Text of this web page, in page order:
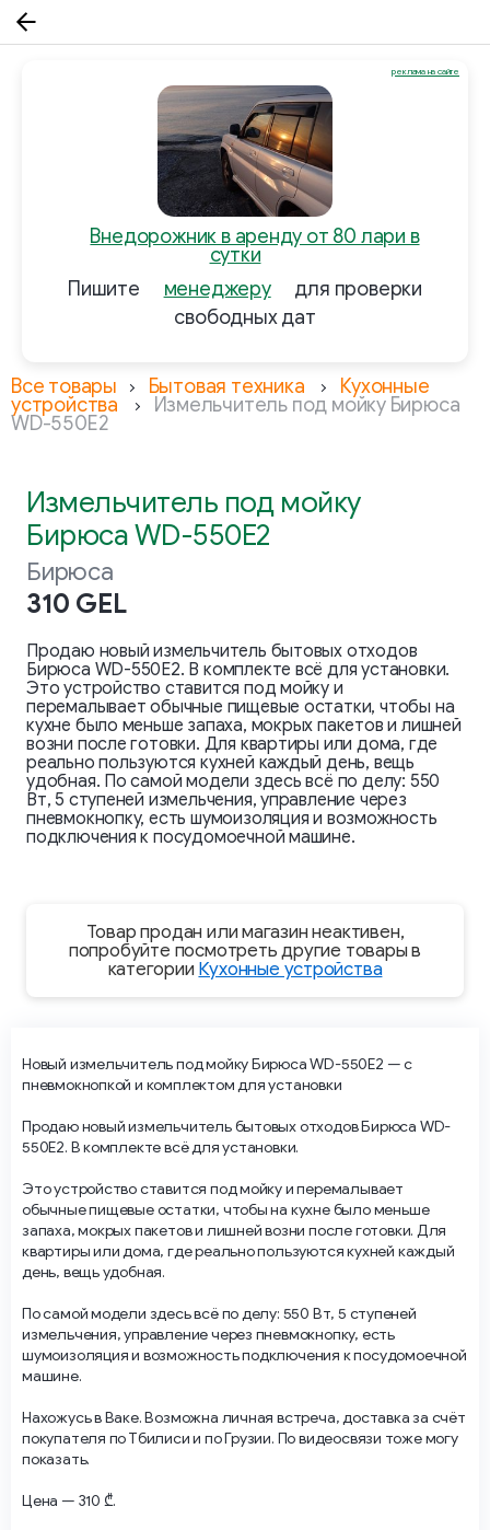
Внедорожник в аренду от 80 лари в
сутки
Пишите
менеджеру
для проверки
свободных дат
реклама на сайте
Все товары Бытовая техника Кухонные
устройства Измельчитель под мойку Бирюса
WD-550E2
Измельчитель под мойку
Бирюса WD-550E2
Бирюса
310 GEL
Продаю новый измельчитель бытовых отходов
Бирюса WD-550E2. В комплекте всё для установки.
Это устройство ставится под мойку и
перемалывает обычные пищевые остатки, чтобы на
кухне было меньше запаха, мокрых пакетов и лишней
возни после готовки. Для квартиры или дома, где
реально пользуются кухней каждый день, вещь
удобная. По самой модели здесь всё по делу: 550
Вт, 5 ступеней измельчения, управление через
пневмокнопку, есть шумоизоляция и возможность
подключения к посудомоечной машине.
Товар продан или магазин неактивен,
попробуйте посмотреть другие товары в
категории Кухонные устройства
Новый измельчитель под мойку Бирюса WD-550E2 — с
пневмокнопкой и комплектом для установки
Продаю новый измельчитель бытовых отходов Бирюса WD-
550E2. В комплекте всё для установки.
Это устройство ставится под мойку и перемалывает
обычные пищевые остатки, чтобы на кухне было меньше
запаха, мокрых пакетов и лишней возни после готовки. Для
квартиры или дома, где реально пользуются кухней каждый
день, вещь удобная.
По самой модели здесь всё по делу: 550 Вт, 5 ступеней
измельчения, управление через пневмокнопку, есть
шумоизоляция и возможность подключения к посудомоечной
машине.
Нахожусь в Ваке. Возможна личная встреча, доставка за счёт
покупателя по Тбилиси и по Грузии. По видеосвязи тоже могу
показать.
Цена — 310 ₾.